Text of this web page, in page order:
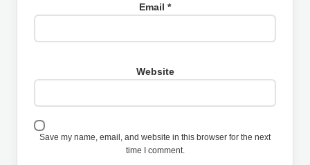
Email *
Website
Save my name, email, and website in this browser for the next
time I comment.